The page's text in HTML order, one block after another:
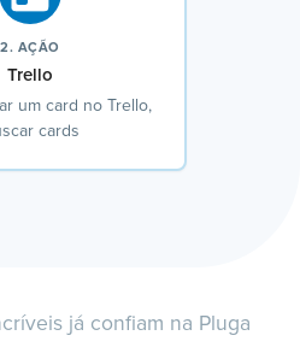
2. AÇÃO
Trello
um card no Trello,
cards
já confiam na Pluga